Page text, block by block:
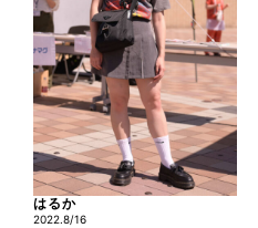
はるか
2022.8/16